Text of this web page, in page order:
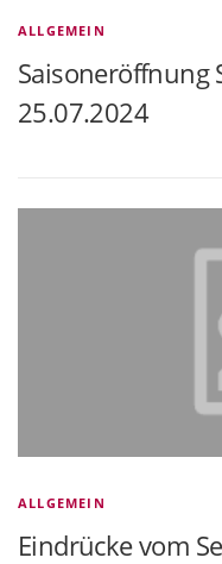
ALLGEMEIN
Saisoneröffnung
25.07.2024
ALLGEMEIN
Eindrücke vom